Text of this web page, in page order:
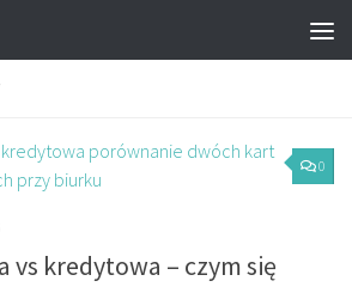
0
vs kredytowa – czym się